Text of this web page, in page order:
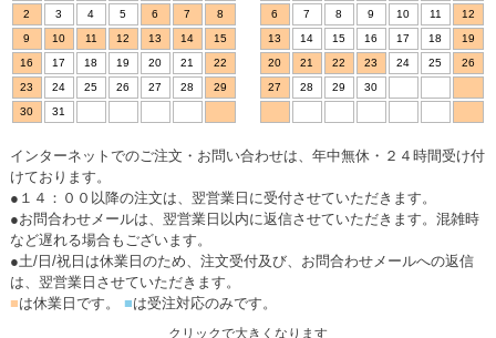
2
3 4 5 6 7
8
9
10 11 12 13 14
15
16
17 18 19 20 21
22
23
24 25 26 27 28
29
30
31
6
7 8 9 10 11
12
13
14 15 16 17 18
19
20
21 22 23 24 25
26
27
28 29 30
インターネットでのご注文・お問い合わせは、年中無休・２４時間受け付
けております。
●１４：００以降の注文は、翌営業日に受付させていただきます。
●お問合わせメールは、翌営業日以内に返信させていただきます。混雑時
など遅れる場合もございます。
●土/日/祝日は休業日のため、注文受付及び、お問合わせメールへの返信
は、翌営業日させていただきます。
■は休業日です。 ■は受注対応のみです。
クリックで大きくなります